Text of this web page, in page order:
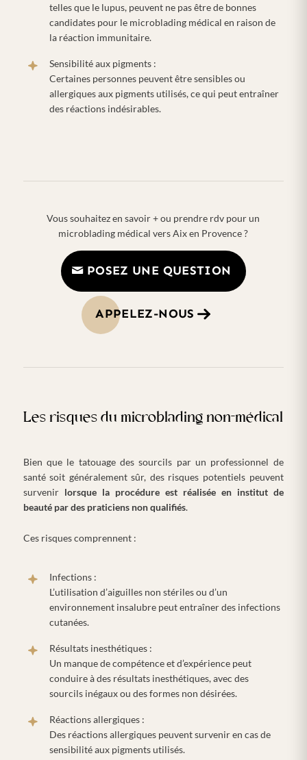
telles que le lupus, peuvent ne pas être de bonnes
candidates pour le microblading médical en raison de
la réaction immunitaire.
Sensibilité aux pigments :
Certaines personnes peuvent être sensibles ou
allergiques aux pigments utilisés, ce qui peut entraîner
des réactions indésirables.
Vous souhaitez en savoir + ou prendre rdv pour un
microblading médical vers Aix en Provence ?
POSEZ UNE QUESTION
APPELEZ-NOUS
Les risques du microblading non-médical
Bien que le tatouage des sourcils par un professionnel de
santé soit généralement sûr, des risques potentiels peuvent
survenir lorsque la procédure est réalisée en institut de
beauté par des praticiens non qualifiés.
Ces risques comprennent :
Infections :
L’utilisation d’aiguilles non stériles ou d’un
environnement insalubre peut entraîner des infections
cutanées.
Résultats inesthétiques :
Un manque de compétence et d’expérience peut
conduire à des résultats inesthétiques, avec des
sourcils inégaux ou des formes non désirées.
Réactions allergiques :
Des réactions allergiques peuvent survenir en cas de
sensibilité aux pigments utilisés.